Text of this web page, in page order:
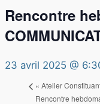
Rencontre
23 avril 2025 @
« Atelier
Rencontre